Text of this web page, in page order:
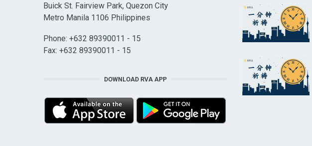
Buick St. Fairview Park, Quezon City
Metro Manila 1106 Philippines
Phone: +632 89390011 - 15
Fax: +632 89390011 - 15
DOWNLOAD RVA APP